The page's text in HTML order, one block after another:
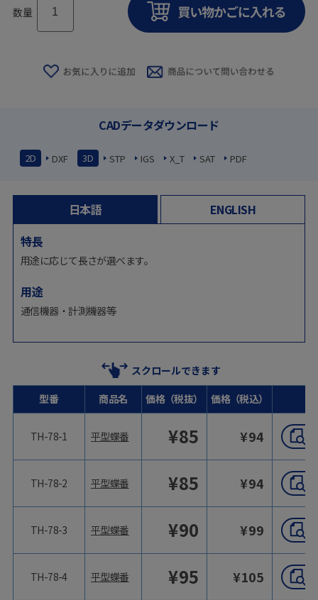
数量
CADデータダウンロード
2D DXF 3D STP IGS X_T SAT PDF
日本語
ENGLISH
特長
用途に応じて長さが選べます。
用途
通信機器・計測機器等
スクロールできます
型番
TH-78-1
TH-78-2
TH-78-3
TH-78-4
商品名 価格（税抜） 価格（税込）
平型蝶番 ¥85 ¥94
平型蝶番 ¥85 ¥94
平型蝶番 ¥90 ¥99
平型蝶番 ¥95 ¥105